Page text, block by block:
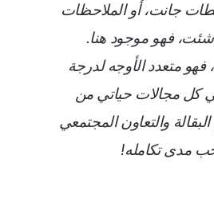
جانت، أو الملاحظات
فهو موجود هنا.
متعدد الأوجه لدرجة
كل مجالات حياتي من
والتعاون المجتمعي
مدى تكامله!